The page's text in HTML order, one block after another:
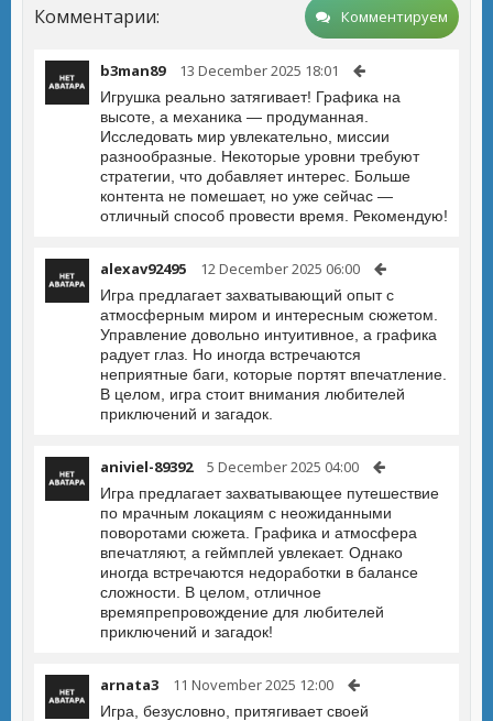
Комментарии: Комментируем
b3man89 13 December 2025 18:01
Игрушка реально затягивает! Графика на
высоте, а механика — продуманная.
Исследовать мир увлекательно, миссии
разнообразные. Некоторые уровни требуют
стратегии, что добавляет интерес. Больше
контента не помешает, но уже сейчас —
отличный способ провести время. Рекомендую!
alexav92495 12 December 2025 06:00
Игра предлагает захватывающий опыт с
атмосферным миром и интересным сюжетом.
Управление довольно интуитивное, а графика
радует глаз. Но иногда встречаются
неприятные баги, которые портят впечатление.
В целом, игра стоит внимания любителей
приключений и загадок.
aniviel-89392 5 December 2025 04:00
Игра предлагает захватывающее путешествие
по мрачным локациям с неожиданными
поворотами сюжета. Графика и атмосфера
впечатляют, а геймплей увлекает. Однако
иногда встречаются недоработки в балансе
сложности. В целом, отличное
времяпрепровождение для любителей
приключений и загадок!
arnata3 11 November 2025 12:00
Игра, безусловно, притягивает своей